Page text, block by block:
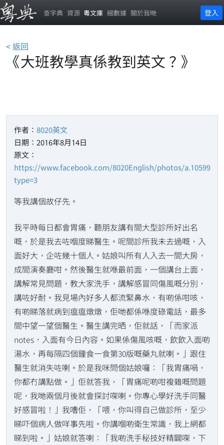
查字典 資源 粵文庫 細數據 關於我哋 登入
< 返回
《大班教學真係教到英文？》
作者： 8020英文
日期：2016年8月14日
原文：
https://www.facebook.com/8020English/photos/
type=3
等我講個故仔先。
我平時每日都會胃痛，聽朋友講有間大型診所好出名
嘅，於是我去咗嗰度睇醫生。呢間診所我未去過嘅，入
面好大，企咗幾十個人。姑娘叫所有人入去一間大房，
成間演奏廳咁。然後醫生就喺最前面，一個講台上面，
講解常見問題，教大家洗手，講解感冒同傷風嘅分別，
講咗好耐。我見場內好多人都流緊鼻水，有啲係咁咳，
有啲睇落就病到瘟瘟燉燉，佢哋都係喺度碌電話，最多
間中望一望個醫生。醫生講完晒，佢就話，「而家派
notes，入面有今日內容。如果係傷風咳嘅，飲飲入面啲
湯水，再每隔四個鐘食一食第30版嘅藥丸就喇。」跟住
醫生就消失咗喇。於是我咪問個姑娘囉：「我胃痛喎，
你都冇講點做。」佢就答我，「胃痛呢啲咁複雜嘅問題
呢，我哋兩個月後就會探討㗎喇。你專心學好洗手同醫
好感冒啦！」我嘈佢，「喂，你叫得自己做診所，至少
睇吓個病人做咩事先啦。你講嗰啲衛生常識，我上網都
睇到啦。」姑娘就答喇：「我啲洗手秘技好精闢㗎，下